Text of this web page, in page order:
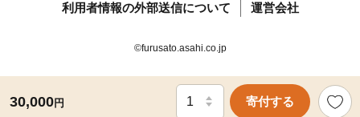
30,000円 寄付する
利用者情報の外部送信について
運営会社
©furusato.asahi.co.jp